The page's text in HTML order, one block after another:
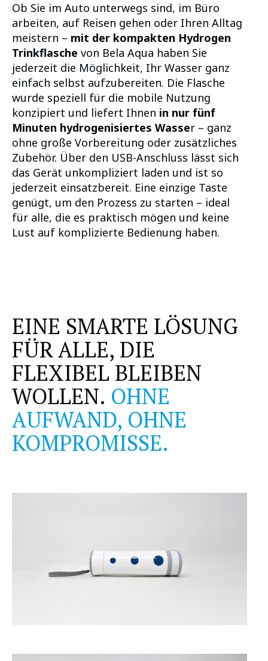
Ob Sie im Auto unterwegs sind, im Büro
arbeiten, auf Reisen gehen oder Ihren Alltag
meistern – mit der kompakten Hydrogen
Trinkflasche von Bela Aqua haben Sie
jederzeit die Möglichkeit, Ihr Wasser ganz
einfach selbst aufzubereiten. Die Flasche
wurde speziell für die mobile Nutzung
konzipiert und liefert Ihnen in nur fünf
Minuten hydrogenisiertes Wasser – ganz
ohne große Vorbereitung oder zusätzliches
Zubehör. Über den USB-Anschluss lässt sich
das Gerät unkompliziert laden und ist so
jederzeit einsatzbereit. Eine einzige Taste
genügt, um den Prozess zu starten – ideal
für alle, die es praktisch mögen und keine
Lust auf komplizierte Bedienung haben.
EINE SMARTE LÖSUNG
FÜR ALLE, DIE
FLEXIBEL BLEIBEN
WOLLEN. OHNE
AUFWAND, OHNE
KOMPROMISSE.